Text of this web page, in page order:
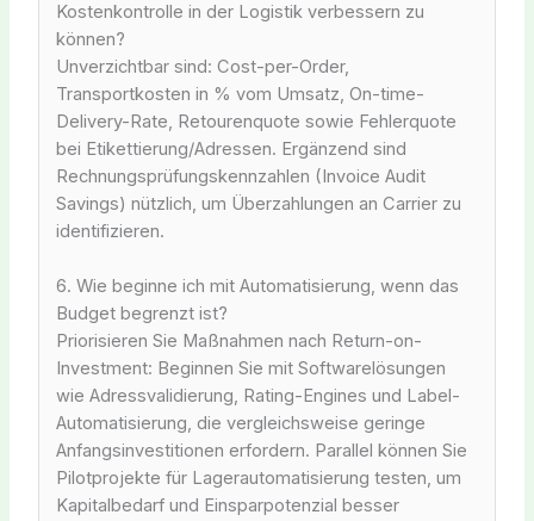
Kostenkontrolle in der Logistik verbessern zu
können?
Unverzichtbar sind: Cost-per-Order,
Transportkosten in % vom Umsatz, On-time-
Delivery-Rate, Retourenquote sowie Fehlerquote
bei Etikettierung/Adressen. Ergänzend sind
Rechnungsprüfungskennzahlen (Invoice Audit
Savings) nützlich, um Überzahlungen an Carrier zu
identifizieren.
6. Wie beginne ich mit Automatisierung, wenn das
Budget begrenzt ist?
Priorisieren Sie Maßnahmen nach Return-on-
Investment: Beginnen Sie mit Softwarelösungen
wie Adressvalidierung, Rating-Engines und Label-
Automatisierung, die vergleichsweise geringe
Anfangsinvestitionen erfordern. Parallel können Sie
Pilotprojekte für Lagerautomatisierung testen, um
Kapitalbedarf und Einsparpotenzial besser